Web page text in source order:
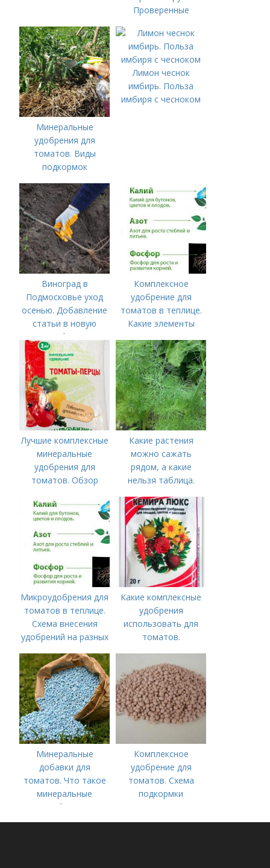
Проверенные
минеральные
удобрения
Минеральные
удобрения для
томатов. Виды
подкормок
Лимон чеснок
имбирь. Польза
имбиря с чесноком
Виноград в
Подмосковье уход
осенью. Добавление
статьи в новую
подборку
Комплексное
удобрение для
томатов в теплице.
Какие элементы
особенности их
внесения
Лучшие комплексные
минеральные
удобрения для
томатов. Обзор
удобрений для
томатов: правила
внесения в почву
Какие растения
можно сажать
рядом, а какие
нельзя таблица.
Микроудобрения для
томатов в теплице.
Схема внесения
удобрений на разных
помидоров
Какие комплексные
удобрения
использовать для
томатов.
комплексные
удобрения для
помидор
Минеральные
добавки для
томатов. Что такое
минеральные
удобрения
Комплексное
удобрение для
томатов. Схема
подкормки
рассады до сбора